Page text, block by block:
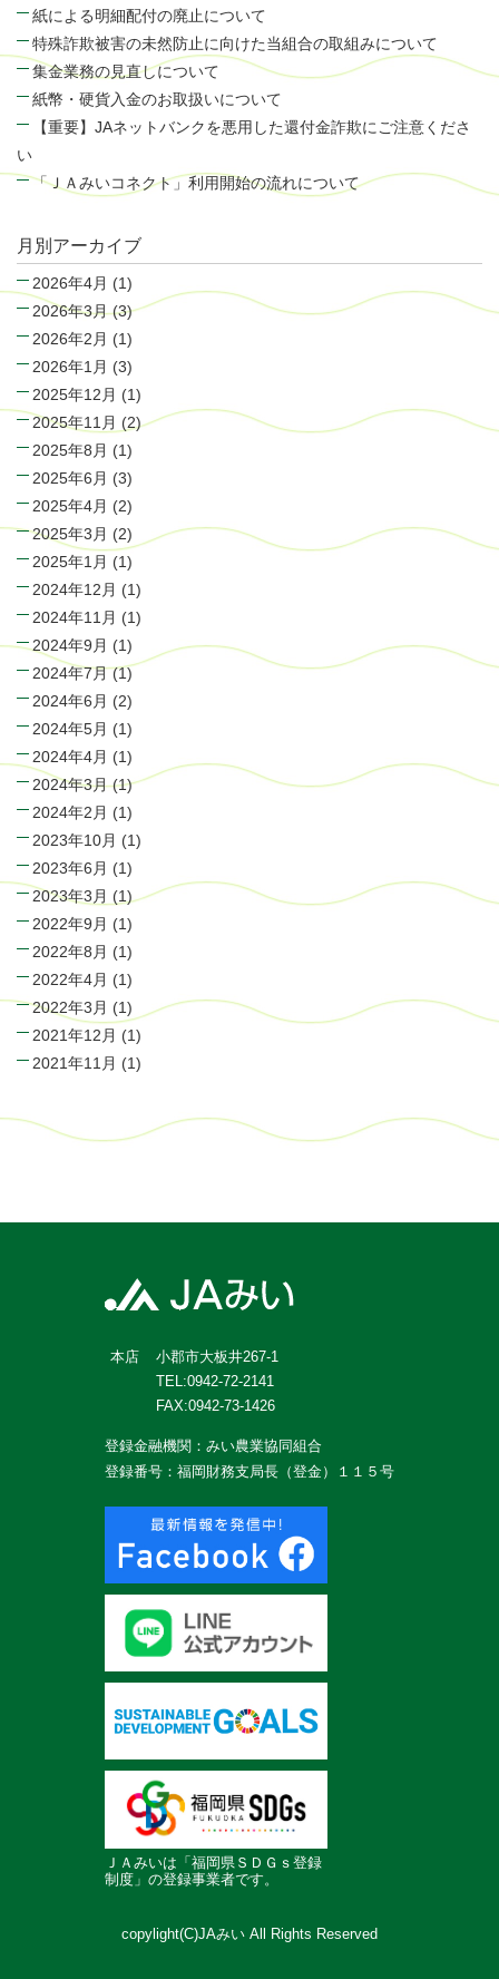
紙による明細配付の廃止について
特殊詐欺被害の未然防止に向けた当組合の取組みについて
集金業務の見直しについて
紙幣・硬貨入金のお取扱いについて
【重要】JAネットバンクを悪用した還付金詐欺にご注意くださ
い
「ＪＡみいコネクト」利用開始の流れについて
月別アーカイブ
2026年4月 (1)
2026年3月(3)
2026年2月 (1)
2026年1月 (3)
2025年12月 (1)
2025年11月 (2)
2025年8月 (1)
2025年6月 (3)
2025年4月 (2)
2025年3月 (2)
2025年1月 (1)
2024年12月 (1)
2024年11月 (1)
2024年9月 (1)
2024年7月(1)
2024年6月 (2)
2024年5月 (1)
2024年4月 (1)
2024年3月(1)
2024年2月 (1)
2023年10月 (1)
2023年6月 (1)
2023年3月 (1)
2022年9月 (1)
2022年8月 (1)
2022年4月 (1)
2022年3月 (1)
2021年12月 (1)
2021年11月 (1)
本店
小郡市大板井267-1
TEL:0942-72-2141
FAX:0942-73-1426
登録金融機関：みい農業協同組合
登録番号：福岡財務支局長（登金）１１５号
ＪＡみいは「福岡県ＳＤＧｓ登録
制度」の登録事業者です。
copylight(C)JAみい All Rights Reserved